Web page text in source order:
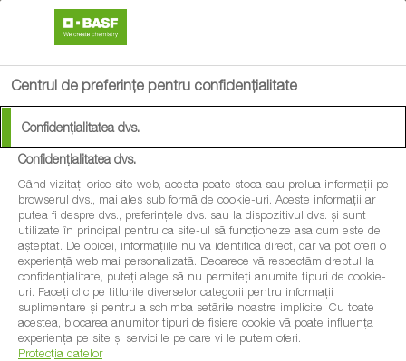
Centrul de preferințe pentru confidențialitate
Confidențialitatea dvs.
Confidențialitatea dvs.
Când vizitați orice site web, acesta poate stoca sau prelua informații pe
browserul dvs., mai ales sub formă de cookie-uri. Aceste informații ar
putea fi despre dvs., preferințele dvs. sau la dispozitivul dvs. și sunt
utilizate în principal pentru ca site-ul să funcționeze așa cum este de
așteptat. De obicei, informațiile nu vă identifică direct, dar vă pot oferi o
experiență web mai personalizată. Deoarece vă respectăm dreptul la
confidențialitate, puteți alege să nu permiteți anumite tipuri de cookie-
uri. Faceți clic pe titlurile diverselor categorii pentru informații
suplimentare și pentru a schimba setările noastre implicite. Cu toate
acestea, blocarea anumitor tipuri de fișiere cookie vă poate influența
experiența pe site și serviciile pe care vi le putem oferi.
Protecția datelor